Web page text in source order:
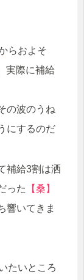
らおよそ
実際に補給
の波のうね
にするのだ
補給3割は洒
った
【桑】
響いてきま
たいところ